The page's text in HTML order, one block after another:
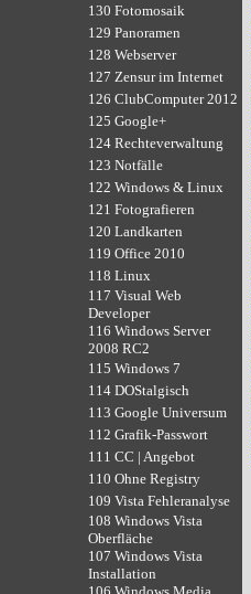
130 Fotomosaik
129 Panoramen
128 Webserver
127 Zensur im Internet
126 ClubComputer 2012
125 Google+
124 Rechteverwaltung
123 Notfälle
122 Windows & Linux
121 Fotografieren
120 Landkarten
119 Office 2010
118 Linux
117 Visual Web
Developer
116 Windows Server
2008 RC2
115 Windows 7
114 DOStalgisch
113 Google Universum
112 Grafik-Passwort
111 CC | Angebot
110 Ohne Registry
109 Vista Fehleranalyse
108 Windows Vista
Oberfläche
107 Windows Vista
Installation